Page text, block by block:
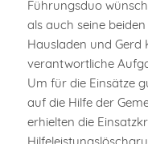
Führungsduo
als auch seine
Hausladen und Gerd
verantwortliche
Um für die Einsätze
auf die Hilfe der
erhielten die